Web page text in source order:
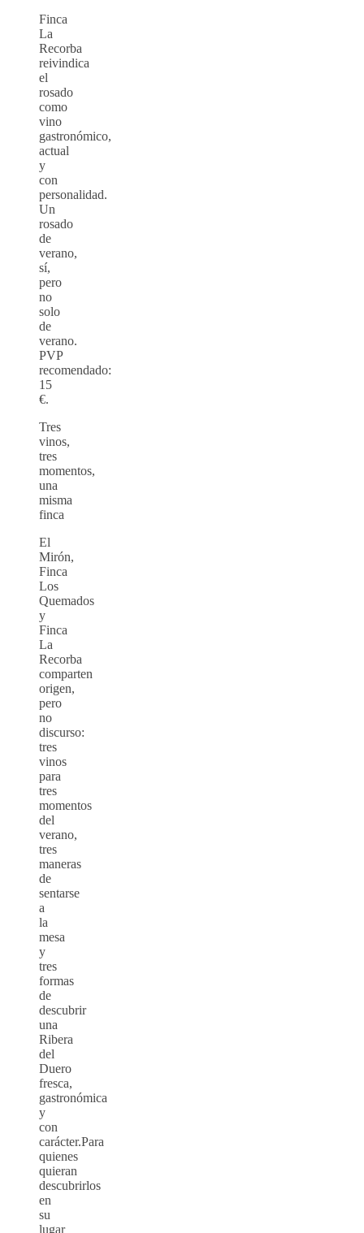
Finca
La
Recorba
reivindica
el
rosado
como
vino
gastronómico,
actual
y
con
personalidad.
Un
rosado
de
verano,
sí,
pero
no
solo
de
verano.
PVP
recomendado:
15
€.
Tres
vinos,
tres
momentos,
una
misma
finca
El
Mirón,
Finca
Los
Quemados
y
Finca
La
Recorba
comparten
origen,
pero
no
discurso:
tres
vinos
para
tres
momentos
del
verano,
tres
maneras
de
sentarse
a
la
mesa
y
tres
formas
de
descubrir
una
Ribera
del
Duero
fresca,
gastronómica
y
con
carácter.Para
quienes
quieran
descubrirlos
en
su
lugar